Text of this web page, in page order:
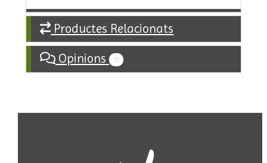
Productes Relacionats
Opinions 0